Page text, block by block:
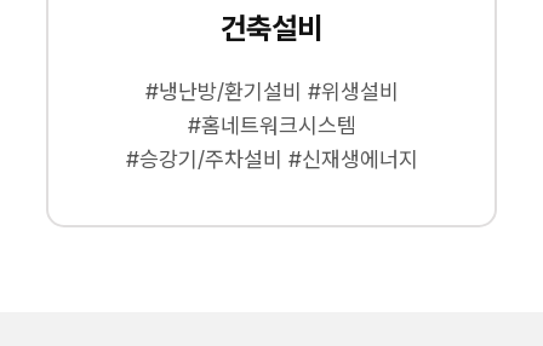
건축설비
#냉난방/환기설비 #위생설비
#홈네트워크시스템
#승강기/주차설비 #신재생에너지